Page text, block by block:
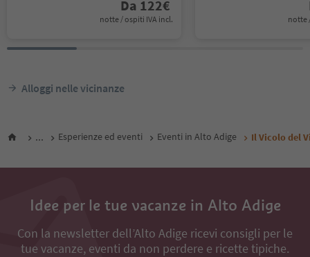
Da 122€
notte / ospiti IVA incl. notte
Alloggi nelle vicinanze
... Esperienze ed eventi Eventi in Alto Adige Il Vicolo del
Idee per le tue vacanze in Alto Adige
Con la newsletter dell’Alto Adige ricevi consigli per le
tue vacanze, eventi da non perdere e ricette tipiche.